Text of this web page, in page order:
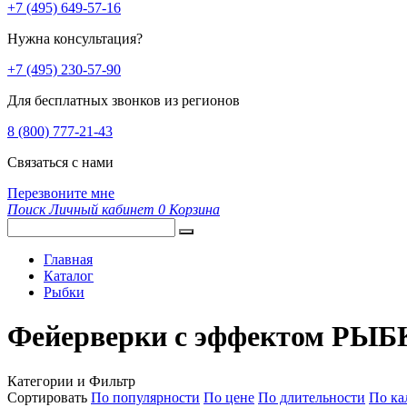
+7 (495) 649-57-16
Нужна консультация?
+7 (495) 230-57-90
Для бесплатных звонков из регионов
8 (800) 777-21-43
Связаться с нами
Перезвоните мне
Поиск Личный кабинет 0 Корзина
Главная
Каталог
Рыбки
Фейерверки с эффектом
Категории и Фильтр
Сортировать По популярности По цене По длительности По